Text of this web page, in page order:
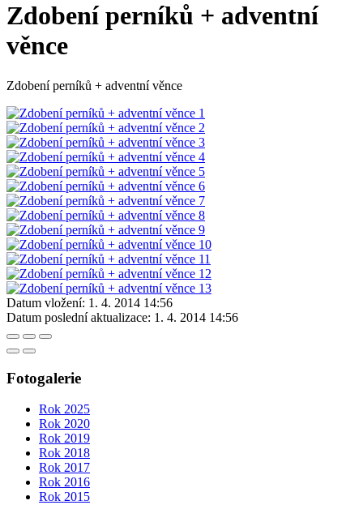
Zdobení perníků + adventní
věnce
Zdobení perníků + adventní věnce
Datum vložení: 1. 4. 2014 14:56
Datum poslední aktualizace: 1. 4. 2014 14:56
Fotogalerie
Rok 2025
Rok 2020
Rok 2019
Rok 2018
Rok 2017
Rok 2016
Rok 2015